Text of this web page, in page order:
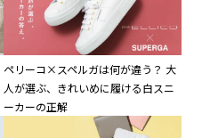
ペリーコ×スペルガは何が違う？ 大
人が選ぶ、きれいめに履ける白スニ
ーカーの正解